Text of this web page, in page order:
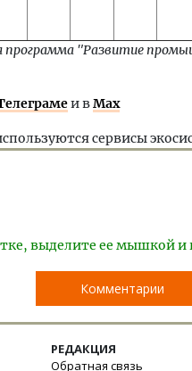
программа "Развитие
и вMax
сервисы
выделите ее мышкой
Комментарии
РЕДАКЦИЯ
Обратная связь